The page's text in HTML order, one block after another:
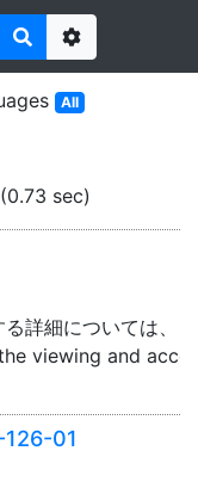
Options
All
(0.73 sec)
詳細については、「
viewing and
01